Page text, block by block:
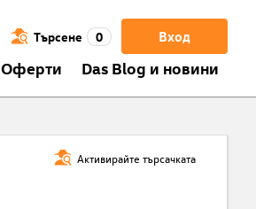
Вход
Търсене 0
Оферти Das Blog и новини
Активирайте търсачката